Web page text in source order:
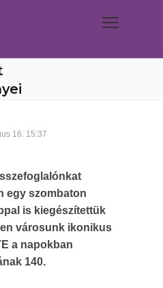
16. 15:37
egy szombaton
is kiegészítettük
városunk ikonikus
a napokban
140.